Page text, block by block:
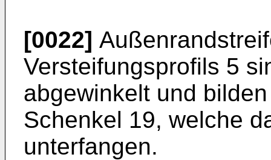
[0022]
Versteifungsprofils 5
abgewinkelt und
Schenkel 19, welche
unterfangen.